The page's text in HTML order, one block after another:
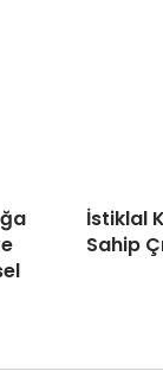
İstiklal
Sahip